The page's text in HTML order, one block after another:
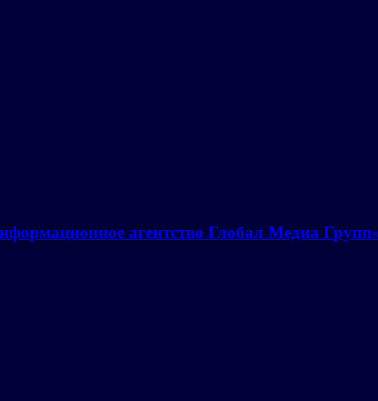
агентство Глобал Медиа